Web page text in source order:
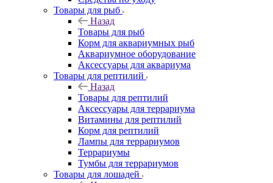
Товары для рыб
Назад
Товары для рыб
Корм для аквариумных рыб
Аквариумное оборудование
Аксессуары для аквариума
Товары для рептилий
Назад
Товары для рептилий
Аксессуары для террариума
Витамины для рептилий
Корм для рептилий
Лампы для террариумов
Террариумы
Тумбы для террариумов
Товары для лошадей